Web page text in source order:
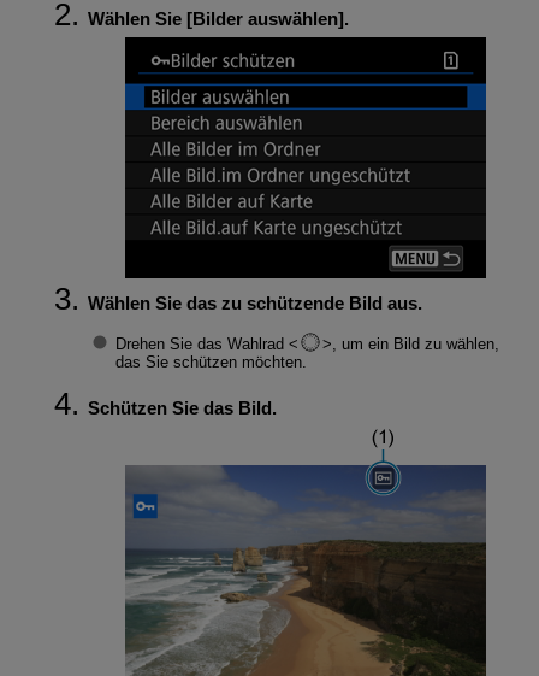
Wählen Sie [Bilder auswählen].
Wählen Sie das zu schützende Bild aus.
Drehen Sie das Wahlrad
, um ein Bild zu wählen,
das Sie schützen möchten.
Schützen Sie das Bild.